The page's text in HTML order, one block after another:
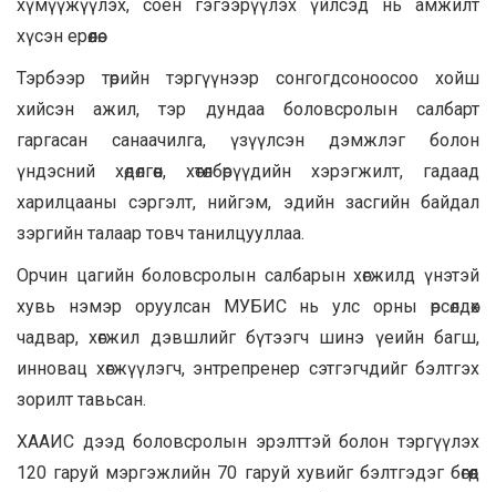
хүмүүжүүлэх, соён гэгээрүүлэх үйлсэд нь амжилт
хүсэн ерөөлөө.
Тэрбээр төрийн тэргүүнээр сонгогдсоноосоо хойш
хийсэн ажил, тэр дундаа боловсролын салбарт
гаргасан санаачилга, үзүүлсэн дэмжлэг болон
үндэсний хөдөлгөөн, хөтөлбөрүүдийн хэрэгжилт, гадаад
харилцааны сэргэлт, нийгэм, эдийн засгийн байдал
зэргийн талаар товч танилцууллаа.
Орчин цагийн боловсролын салбарын хөгжилд үнэтэй
хувь нэмэр оруулсан МУБИС нь улс орны өрсөлдөх
чадвар, хөгжил дэвшлийг бүтээгч шинэ үеийн багш,
инновац хөгжүүлэгч, энтрепренер сэтгэгчдийг бэлтгэх
зорилт тавьсан.
ХААИС дээд боловсролын эрэлттэй болон тэргүүлэх
120 гаруй мэргэжлийн 70 гаруй хувийг бэлтгэдэг бөгөөд